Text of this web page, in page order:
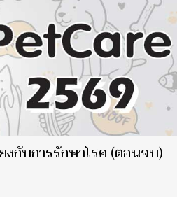
งกับการรักษาโรค (ตอนจบ)